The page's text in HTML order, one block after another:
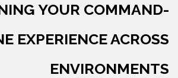
YOUR COMMAND-
EXPERIENCE ACROSS
ENVIRONMENTS